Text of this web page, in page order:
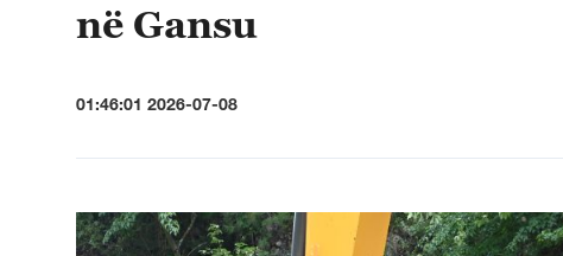
në Gansu
01:46:01 2026-07-08